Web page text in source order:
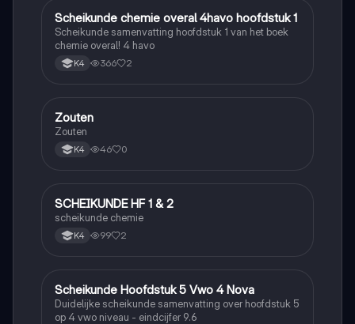
Scheikunde
Scheikunde chemie overal 4havo hoofdstuk 1
Scheikunde samenvatting hoofdstuk 1 van het boek
chemie overal! 4 havo
K4 366 2
Scheikunde
Zouten
Zouten
K4 46 0
Scheikunde
SCHEIKUNDE HF 1 & 2
scheikunde chemie
K4 99 2
Scheikunde
Scheikunde Hoofdstuk 5 Vwo 4 Nova
Duidelijke scheikunde samenvatting over hoofdstuk 5
op 4 vwo niveau - eindcijfer 9.6